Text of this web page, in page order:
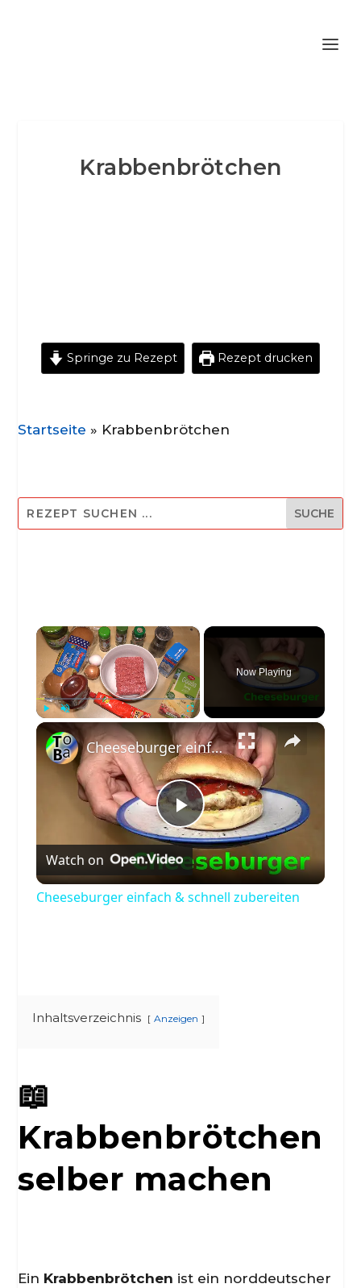
Krabbenbrötchen
Springe zu Rezept Rezept drucken
Startseite » Krabbenbrötchen
×
Fullscreen
Now Playing
×
Play
Video
Cheeseburger einfach & schnell zubereiten
Watch on
Cheeseburger einfach & schnell zubereiten
Inhaltsverzeichnis Anzeigen
📖
Krabbenbrötchen
selber machen
Ein Krabbenbrötchen ist ein norddeutscher